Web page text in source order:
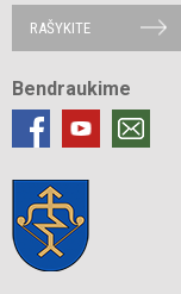
RAŠYKITE
Bendraukime